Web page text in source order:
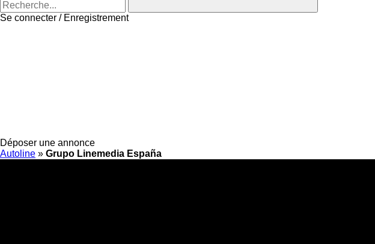
Se connecter / Enregistrement
Déposer une annonce
Autoline » Grupo Linemedia España